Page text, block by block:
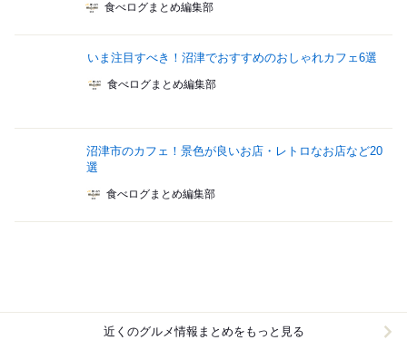
食べログまとめ編集部
いま注目すべき！沼津でおすすめのおしゃれカフェ6選
食べログまとめ編集部
沼津市のカフェ！景色が良いお店・レトロなお店など20
選
食べログまとめ編集部
近くのグルメ情報まとめをもっと見る